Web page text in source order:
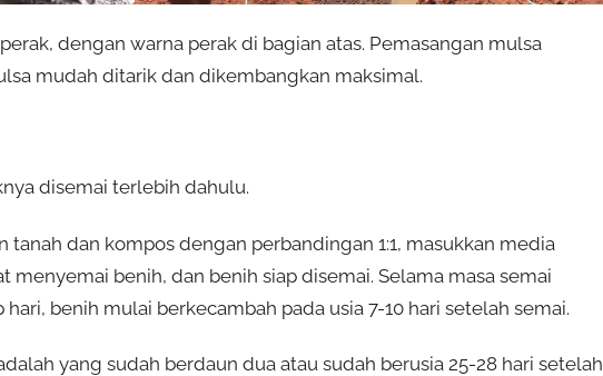
dengan warna perak di bagian atas. Pemasangan mulsa
mudah ditarik dan dikembangkan maksimal.
disemai terlebih dahulu.
tanah dan kompos dengan perbandingan 1:1, masukkan media
menyemai benih, dan benih siap disemai. Selama masa semai
benih mulai berkecambah pada usia 7-10 hari setelah semai.
yang sudah berdaun dua atau sudah berusia 25-28 hari setelah